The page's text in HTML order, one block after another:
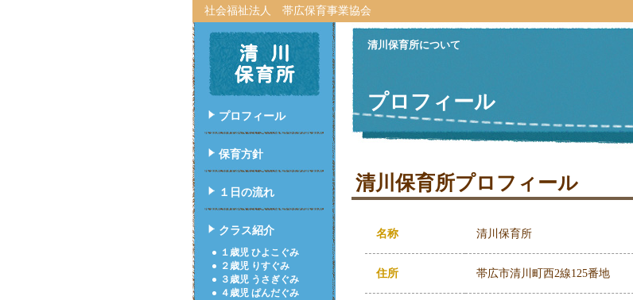
社会福祉法人 帯広保育事業協会
清川保育所について
プロフィール
清川保育所プロフィール
名称 清川保育所
住所 帯広市清川町西2線125番地
プロフィール
保育方針
１日の流れ
クラス紹介
１歳児 ひよこぐみ
２歳児 りすぐみ
３歳児 うさぎぐみ
４歳児 ぱんだぐみ